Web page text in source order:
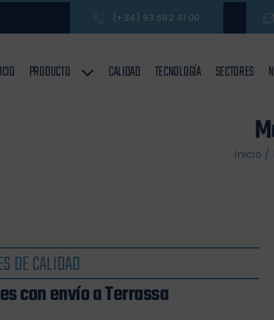
(+34) 93 682 41 00
PRODUCTO CALIDAD TECNOLOGÍA SECTORES
Inicio /
DE CALIDAD
con envío a Terrassa